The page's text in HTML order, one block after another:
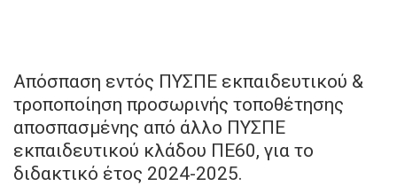
Απόσπαση εντός ΠΥΣΠΕ εκπαιδευτικού &
τροποποίηση προσωρινής τοποθέτησης
αποσπασμένης από άλλο ΠΥΣΠΕ
εκπαιδευτικού κλάδου ΠΕ60, για το
διδακτικό έτος 2024-2025.